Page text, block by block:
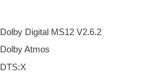
Dolby Digital MS12 V2.6.2
Dolby Atmos
DTS:X